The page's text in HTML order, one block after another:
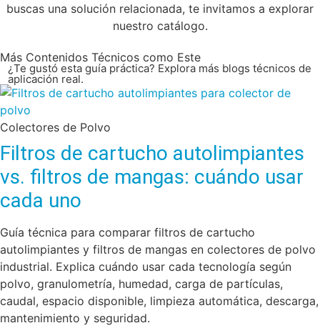
buscas una solución relacionada, te invitamos a explorar
nuestro catálogo.
Más Contenidos Técnicos como Este
¿Te gustó esta guía práctica? Explora más blogs técnicos de
aplicación real.
Colectores de Polvo
Filtros de cartucho autolimpiantes
vs. filtros de mangas: cuándo usar
cada uno
Guía técnica para comparar filtros de cartucho
autolimpiantes y filtros de mangas en colectores de polvo
industrial. Explica cuándo usar cada tecnología según
polvo, granulometría, humedad, carga de partículas,
caudal, espacio disponible, limpieza automática, descarga,
mantenimiento y seguridad.